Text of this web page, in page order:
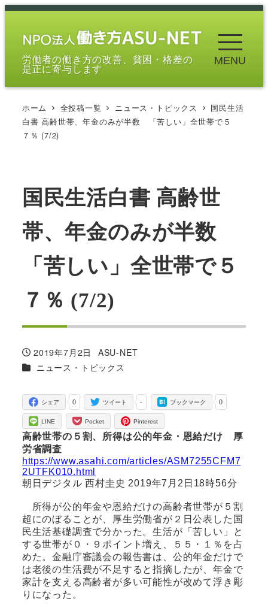
メ
労働者の働き方の改善、貧困・格差の
是正に寄与します
MENU
ホーム 全投稿一覧 ニュース・トピックス
国民生活
白書 高齢世帯、年金のみが半数 「苦しい」全世帯で５
７％ (7/2)
国民生活白書 高齢世
帯、年金のみが半数
「苦しい」全世帯で５
７％ (7/2)
投稿日
2019年7月2日
著
者
ASU-NET
カテゴリー
ニュース・トピックス
0
シェア -
ツイート 0
ブックマーク
LINE Pocket Pinterest
高齢世帯の５割、所得は公的年金・恩給だけ 厚
労省調査
https://www.asahi.com/articles/ASM7255CFM7
2UTFK010.html
朝日デジタル 西村圭史 2019年7月2日18時56分
所得が公的年金や恩給だけの高齢者世帯が５割
超にのぼることが、厚生労働省が２日公表した国
民生活基礎調査で分かった。生活が「苦しい」と
する世帯が０・９ポイント増え、５５・１％を占
めた。金融庁審議会の報告書は、公的年金だけで
は老後の生活費が不足すると指摘したが、年金で
家計を支える高齢者が多い可能性が改めて浮き彫
りになった。